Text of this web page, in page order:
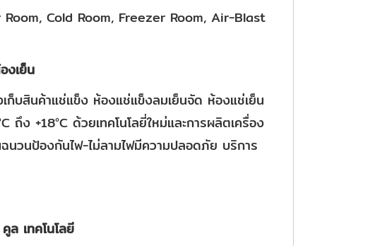
Cold Room, Freezer Room, Air-Blast
งเย็น
ก็บสินค้าแช่แข็ง ห้องแช่แข็งลมเย็นจัด ห้องแช่เย็น
+18°C ด้วยเทคโนโลยี่ใหม่และการผลิตเครื่อง
นวนป้องกันไฟ-ไม่ลามไฟมีความปลอดภัย บริการ
ล เทคโนโลยี